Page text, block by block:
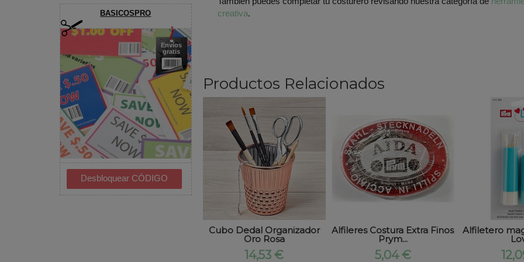
BASICOSPRO
Envíos
gratis
creativa.
Productos Relacionados
Cubo Dedal Organizador
Oro Rosa
14,53 €
Alfileres Costura Extra Finos
Prym...
5,04 €
Alfiletero